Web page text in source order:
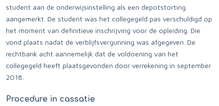
student aan de onderwijsinstelling als een depotstorting
aangemerkt. De student was het collegegeld pas verschuldigd op
het moment van definitieve inschrijving voor de opleiding. Die
vond plaats nadat de verblijfsvergunning was afgegeven. De
rechtbank acht aannemelijk dat de voldoening van het
collegegeld heeft plaatsgevonden door verrekening in september
2018.
Procedure in cassatie